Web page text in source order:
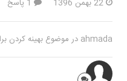
22 بهمن 1396
ahmada در موضوع بهینه کردن